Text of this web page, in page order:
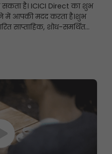
है। ICICI Direct का शुभ
में आपकी मदद करता है।शुभ
साप्ताहिक, शोध-समर्थित
को खोजने में मदद मिलती है।